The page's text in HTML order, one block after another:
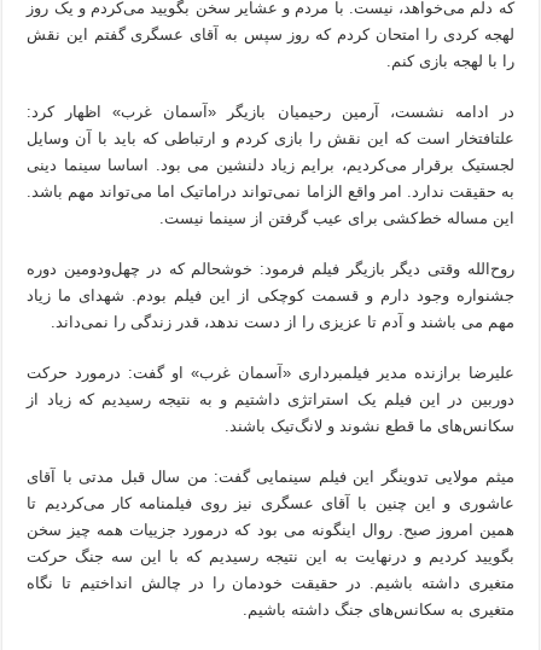
که دلم می‌خواهد، نیست. با مردم و عشایر سخن بگویید می‌کردم و یک روز
لهجه کردی را امتحان کردم که روز سپس به آقای عسگری گفتم این نقش
را با لهجه بازی کنم.
در ادامه نشست، آرمین رحیمیان بازیگر «آسمان غرب» اظهار کرد:
علتافتخار است که این نقش را بازی کردم و ارتباطی که باید با آن وسایل
لجستیک برقرار می‌کردیم، برایم زیاد دلنشین می بود. اساسا سینما دینی
به حقیقت ندارد. امر واقع الزاما نمی‌تواند دراماتیک اما می‌تواند مهم باشد.
این مساله خط‌کشی برای عیب گرفتن از سینما نیست.
روح‌الله وقتی دیگر بازیگر فیلم فرمود: خوشحالم که در چهل‌ودومین دوره
جشنواره وجود دارم و قسمت کوچکی از این فیلم بودم. شهدای ما زیاد
مهم می باشند و آدم تا عزیزی را از دست ندهد، قدر زندگی را نمی‌داند.
علیرضا برازنده مدیر فیلمبرداری «آسمان غرب» او گفت: درمورد حرکت
دوربین در این فیلم یک استراتژی داشتیم و به نتیجه رسیدیم که زیاد از
سکانس‌های ما قطع نشوند و لانگ‌تیک باشند.
میثم مولایی تدوینگر این فیلم سینمایی گفت: من سال قبل مدتی با آقای
عاشوری و این چنین با آقای عسگری نیز روی فیلمنامه کار می‌کردیم تا
همین امروز صبح. روال اینگونه می بود که درمورد جزییات همه چیز سخن
بگویید کردیم و درنهایت به این نتیجه رسیدیم که با این سه جنگ حرکت
متغیری داشته باشیم. در حقیقت خودمان را در چالش انداختیم تا نگاه
متغیری به سکانس‌های جنگ داشته‌ باشیم.